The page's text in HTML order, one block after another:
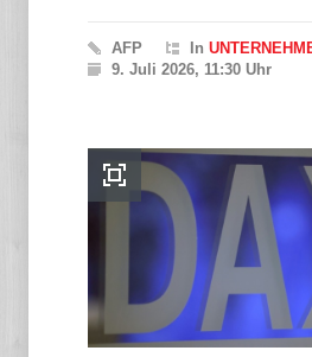
AFP In
9. Juli 2026, 11:30 Uhr